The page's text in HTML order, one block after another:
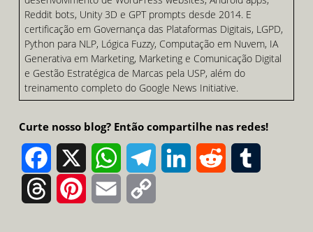
Reddit bots, Unity 3D e GPT prompts desde 2014. E
certificação em Governança das Plataformas Digitais, LGPD,
Python para NLP, Lógica Fuzzy, Computação em Nuvem, IA
Generativa em Marketing, Marketing e Comunicação Digital
e Gestão Estratégica de Marcas pela USP, além do
treinamento completo do Google News Initiative.
Curte nosso blog? Então compartilhe nas redes!
Facebook
X WhatsAppTelegramLinkedInRedditTumblr
ThreadsPinterestEmail Copy